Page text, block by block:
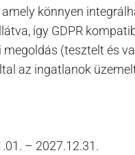
könnyen
így GDPR
(tesztelt és
az ingatlanok
– 2027.12.31.